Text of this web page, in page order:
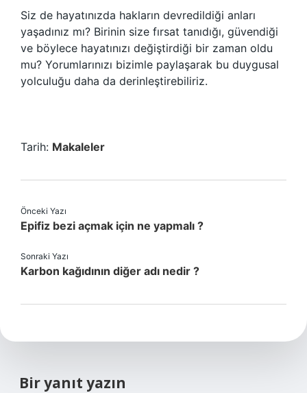
Siz de hayatınızda hakların devredildiği anları
yaşadınız mı? Birinin size fırsat tanıdığı, güvendiği
ve böylece hayatınızı değiştirdiği bir zaman oldu
mu? Yorumlarınızı bizimle paylaşarak bu duygusal
yolculuğu daha da derinleştirebiliriz.
Tarih: Makaleler
Önceki Yazı
Epifiz bezi açmak için ne yapmalı ?
Sonraki Yazı
Karbon kağıdının diğer adı nedir ?
Bir yanıt yazın